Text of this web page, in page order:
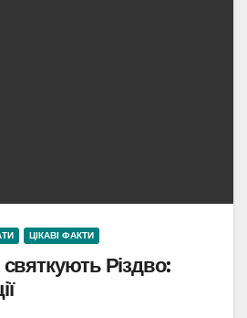
ЦІКАВІ ФАКТИ
Різдво: